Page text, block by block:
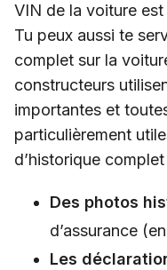
VIN de la voiture
Tu peux aussi te
complet sur la
constructeurs
importantes et
particulièrement
d’historique
Des photos
d’assurance
Les